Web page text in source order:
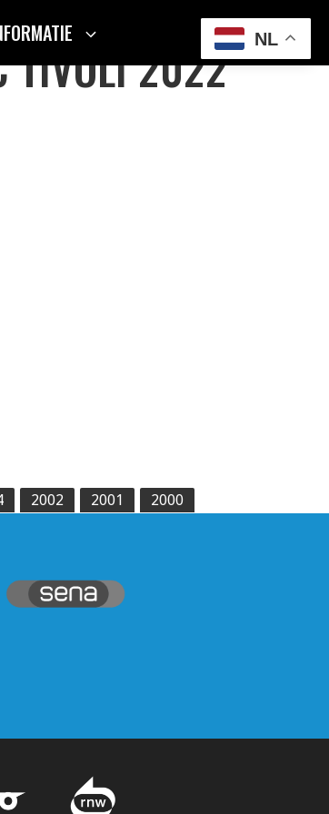
TIVOLI 2022
2002 2001 2000
NL